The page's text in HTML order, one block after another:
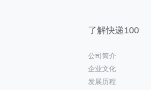
了解快递100
公司简介
企业文化
发展历程